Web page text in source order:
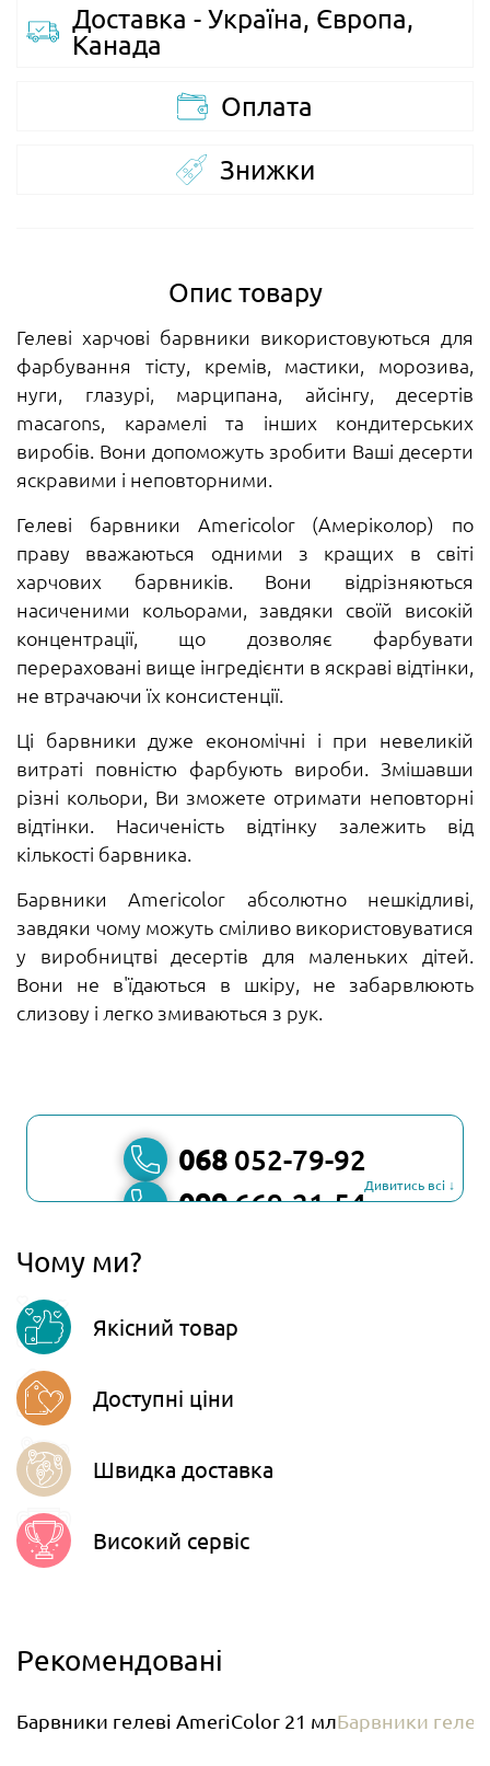
Доставка - Україна, Європа,
Канада
Оплата
Знижки
Опис товару
Гелеві харчові барвники використовуються для
фарбування тісту, кремів, мастики, морозива,
нуги, глазурі, марципана, айсінгу, десертів
macarons, карамелі та інших кондитерських
виробів. Вони допоможуть зробити Ваші десерти
яскравими і неповторними.
Гелеві барвники Americolor (Амеріколор) по
праву вважаються одними з кращих в світі
харчових барвників. Вони відрізняються
насиченими кольорами, завдяки своїй високій
концентрації, що дозволяє фарбувати
перераховані вище інгредієнти в яскраві відтінки,
не втрачаючи їх консистенції.
Ці барвники дуже економічні і при невеликій
витраті повністю фарбують вироби. Змішавши
різні кольори, Ви зможете отримати неповторні
відтінки. Насиченість відтінку залежить від
кількості барвника.
Барвники Ameriсolor абсолютно нешкідливі,
завдяки чому можуть сміливо використовуватися
у виробництві десертів для маленьких дітей.
Вони не в'їдаються в шкіру, не забарвлюють
слизову і легко змиваються з рук.
068 052-79-92
099669-21-54
Telegram
Дивитись всі ↓
Чому ми?
Якісний товар
Доступні ціни
Швидка доставка
Високий сервіс
Рекомендовані
Барвники гелеві AmeriColor 21 млБарвники